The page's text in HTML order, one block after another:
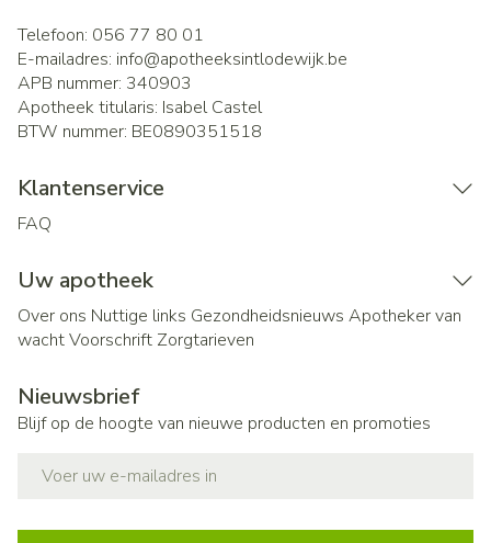
Telefoon: 056 77 80 01
E-mailadres: info@apotheeksintlodewijk.be
APB nummer: 340903
Apotheek titularis: Isabel Castel
BTW nummer: BE0890351518
Klantenservice
FAQ
Uw apotheek
Over ons Nuttige links Gezondheidsnieuws Apotheker van
wachtVoorschrift Zorgtarieven
Nieuwsbrief
Blijf op de hoogte van nieuwe producten en promoties